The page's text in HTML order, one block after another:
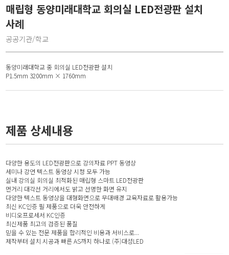
매립형 동양미래대학교 회의실 LED전광판 설치
사례
공공기관/학교
동양미래대학교 중 회의실 LED전광판 설치
P1.5mm 3200mm × 1760mm
제품 상세내용
다양한 용도의 LED전광판으로 강의자료 PPT 동영상
세미나 강연 텍스트 동영상 시청 모두 가능
실내 강의실 회의실 최적화된 매립형 스마트 LED전광판
먼거리 대각선 거리에서도 밝고 선명한 화면 유지
다양한 텍스트 동영상을 대형화면으로 무대배경 교육자료로 활용가능
최신 KC인증 필 제품으로 더욱 안전하게
비디오프로세서 KC인증
최신제품 최고의 검증된 품질
믿을 수 있는 전문 제품을 합리적인 비용과 서비스로...
제작부터 설치 시공과 빠른 AS까지 하나로 (주)대성LED